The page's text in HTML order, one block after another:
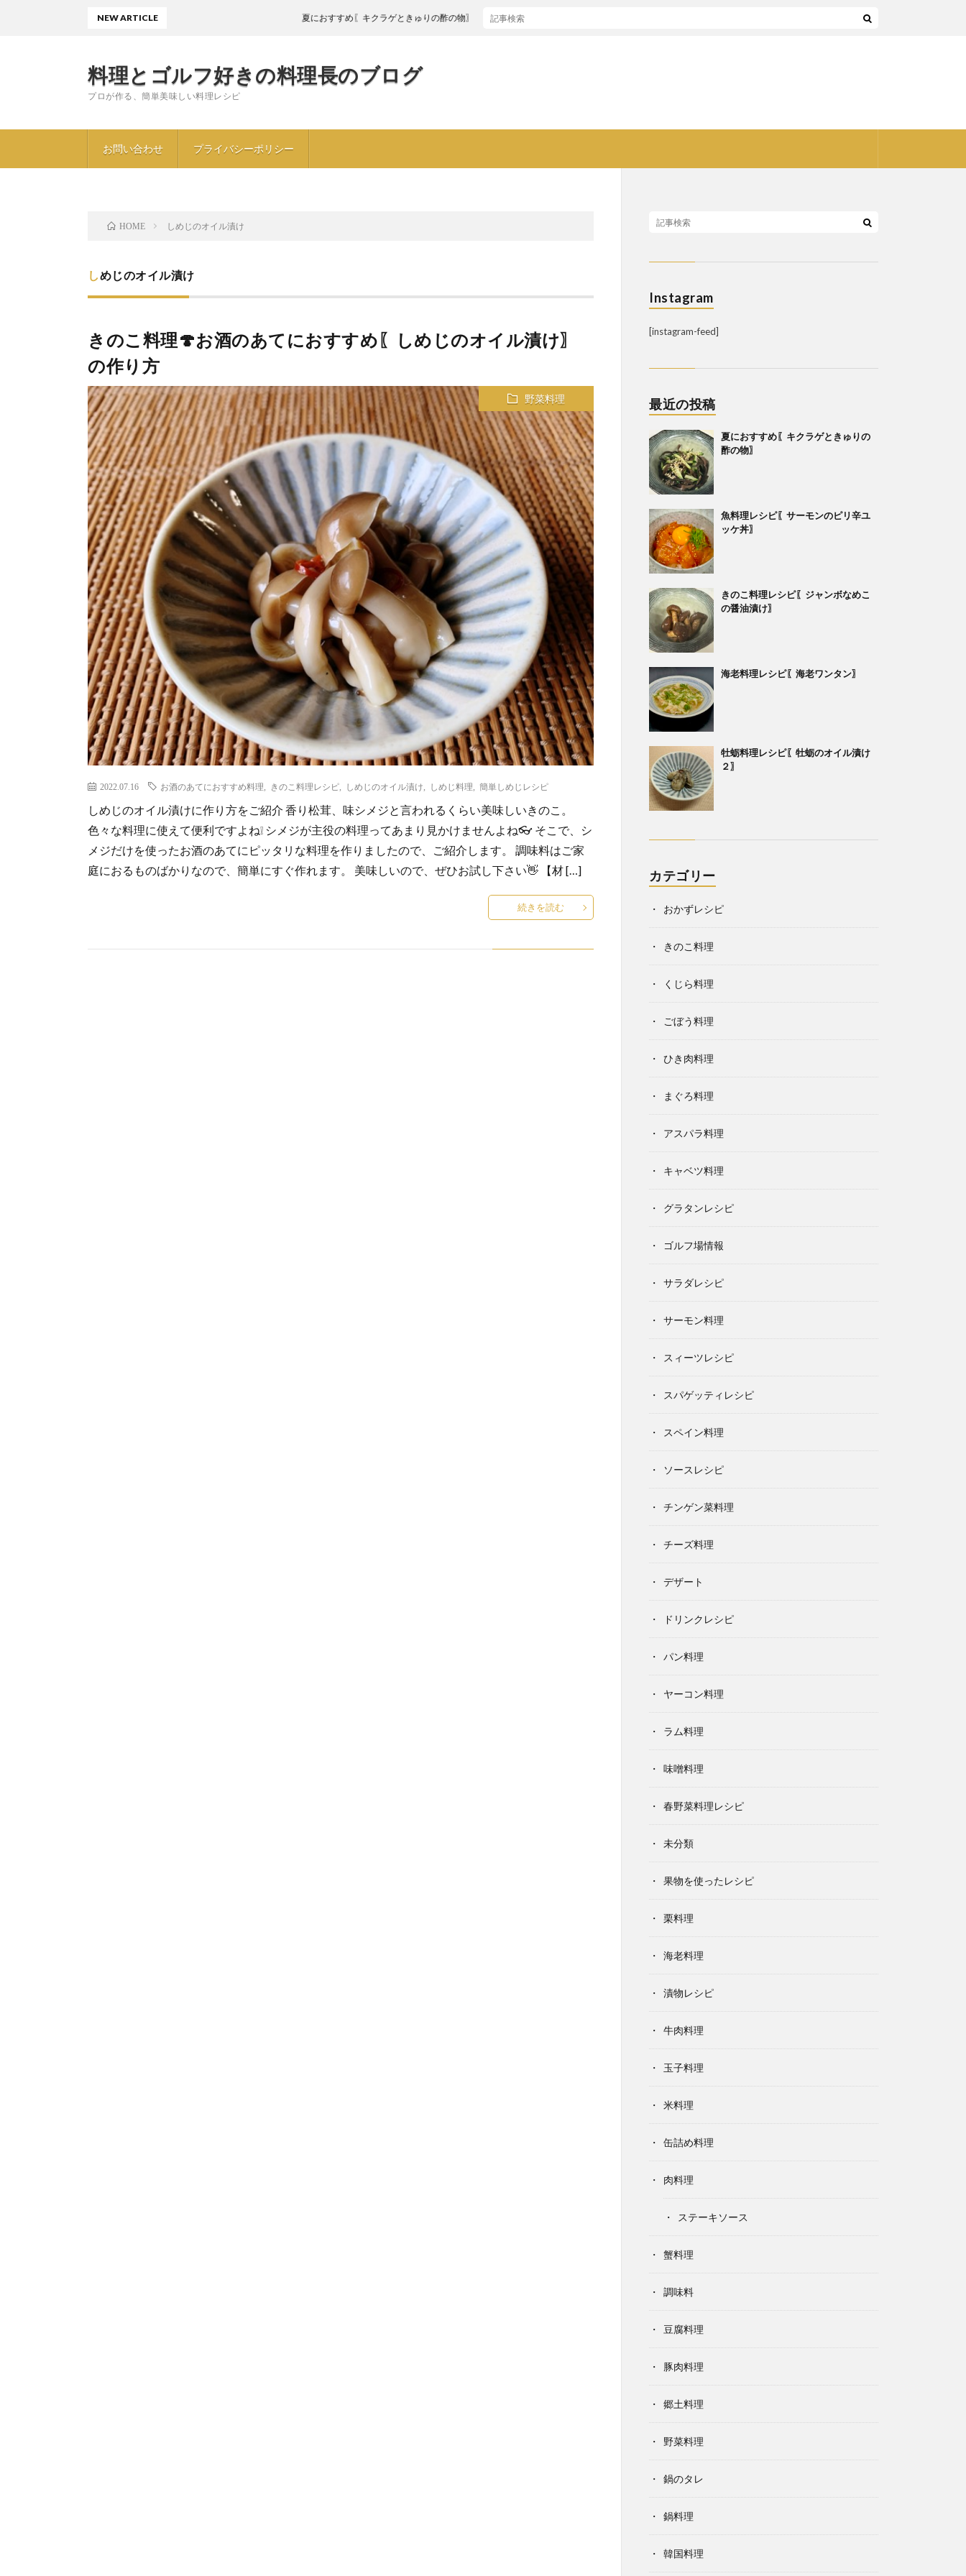
料理とゴルフ好きの料理長のブログ
プロが作る、簡単美味しい料理レシピ
お問い合わせ プライバシーポリシー
NEW ARTICLE 夏におすすめ〖キクラゲときゅりの酢の物〗
HOME しめじのオイル漬け
しめじのオイル漬け
きのこ料理🍄お酒のあてにおすすめ〖しめじのオイル漬け〗
の作り方
野菜料理
2022.07.16 お酒のあてにおすすめ料理 きのこ料理レシピ しめじのオイル漬け しめじ料理 簡単しめじレシピ
しめじのオイル漬けに作り方をご紹介 香り松茸、味シメジと言われるくらい美味しいきのこ。
色々な料理に使えて便利ですよね❕ シメジが主役の料理ってあまり見かけませんよね👓 そこで、シ
メジだけを使ったお酒のあてにピッタリな料理を作りましたので、ご紹介します。 調味料はご家
庭におるものばかりなので、簡単にすぐ作れます。 美味しいので、ぜひお試し下さい👋 【材 […]
続きを読む
Instagram
[instagram-feed]
最近の投稿
夏におすすめ〖キクラゲときゅりの
酢の物〗
魚料理レシピ〖サーモンのピリ辛ユ
ッケ丼〗
きのこ料理レシピ〖ジャンボなめこ
の醤油漬け〗
海老料理レシピ〖海老ワンタン〗
牡蛎料理レシピ〖牡蛎のオイル漬け
２〗
カテゴリー
おかずレシピ
きのこ料理
くじら料理
ごぼう料理
ひき肉料理
まぐろ料理
アスパラ料理
キャベツ料理
グラタンレシピ
ゴルフ場情報
サラダレシピ
サーモン料理
スィーツレシピ
スパゲッティレシピ
スペイン料理
ソースレシピ
チンゲン菜料理
チーズ料理
デザート
ドリンクレシピ
パン料理
ヤーコン料理
ラム料理
味噌料理
春野菜料理レシピ
未分類
果物を使ったレシピ
栗料理
海老料理
漬物レシピ
牛肉料理
玉子料理
米料理
缶詰め料理
肉料理
ステーキソース
蟹料理
調味料
豆腐料理
豚肉料理
郷土料理
野菜料理
鍋のタレ
鍋料理
韓国料理